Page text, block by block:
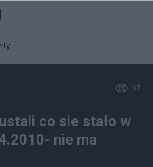
67
co sie stało w
nie ma